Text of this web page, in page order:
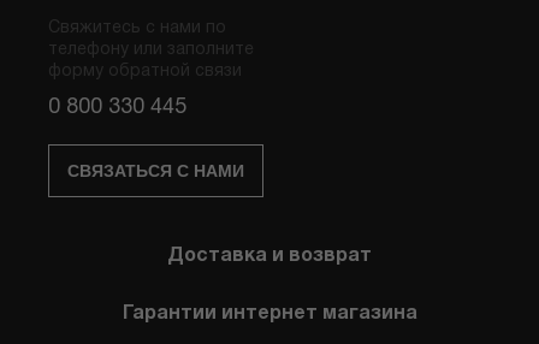
Свяжитесь с нами по
телефону или заполните
форму обратной связи
0 800 330 445
СВЯЗАТЬСЯ С НАМИ
Доставка и возврат
Гарантии интернет магазина